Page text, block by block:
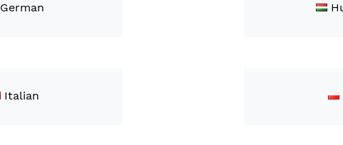
Recherche Avancée
German
Italian